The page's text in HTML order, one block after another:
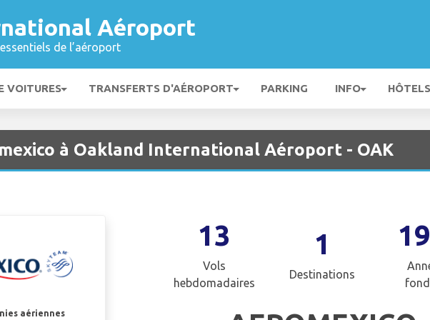
Aéroport
de l’aéroport
VOITURES TRANSFERTS D'AÉROPORT PARKING INFO HÔTELS
à Oakland International Aéroport - OAK
aériennes
13
Vols
hebdomadaires
1
Destinations